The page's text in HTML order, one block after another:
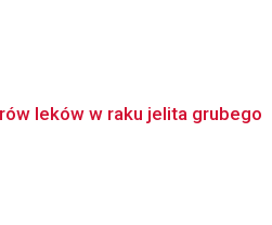
leków w raku jelita grubego